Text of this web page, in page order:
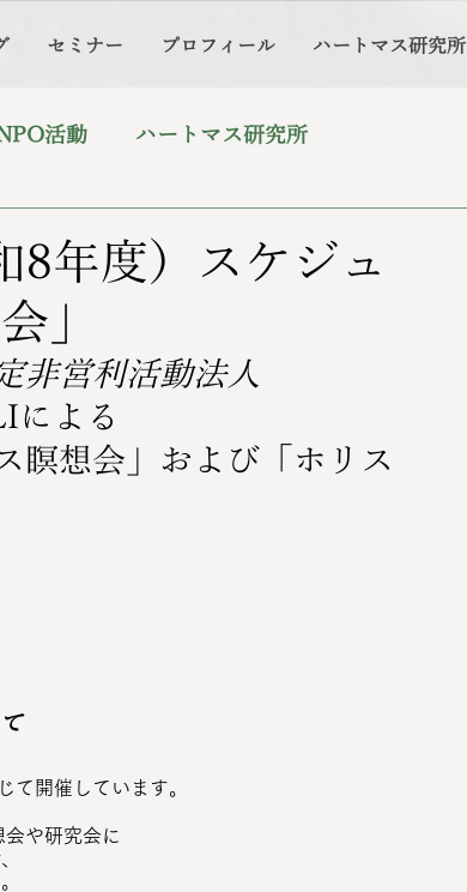
セミナー プロフィール ハートマス研究所
活動 ハートマス研究所
8年度）スケジュ
」
非営利活動法人
による
瞑想会」および「ホリス
て開催しています。
や研究会に